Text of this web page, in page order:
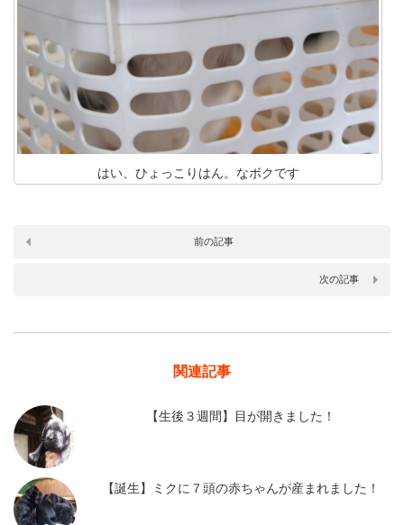
はい、ひょっこりはん。なボクです
前の記事
次の記事
関連記事
【生後３週間】目が開きました！
【誕生】ミクに７頭の赤ちゃんが産まれました！